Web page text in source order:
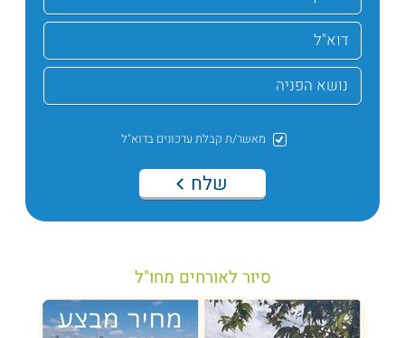
מאשר/ת קבלת עדכונים בדוא"ל
שלח
סיור לאורחים מחו"ל